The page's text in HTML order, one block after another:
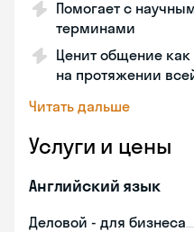
Помогает с
терминами
Ценит общение как
на протяжении
Читать дальше
Услуги и цены
Английский язык
Деловой - для бизнеса